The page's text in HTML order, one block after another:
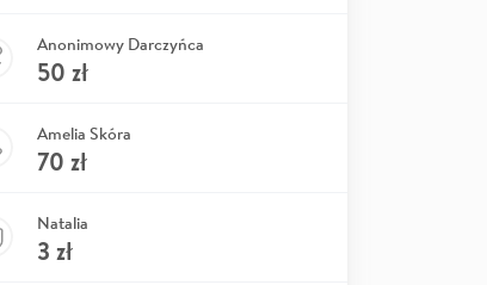
Anonimowy Darczyńca
50 zł
Amelia Skóra
70 zł
Natalia
3 zł